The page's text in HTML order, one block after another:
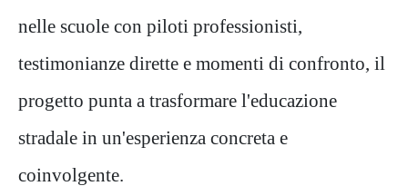
nelle scuole con piloti professionisti,
testimonianze dirette e momenti di confronto, il
progetto punta a trasformare l'educazione
stradale in un'esperienza concreta e
coinvolgente.